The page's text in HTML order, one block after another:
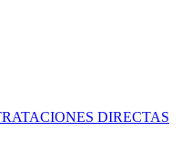
DIRECTAS